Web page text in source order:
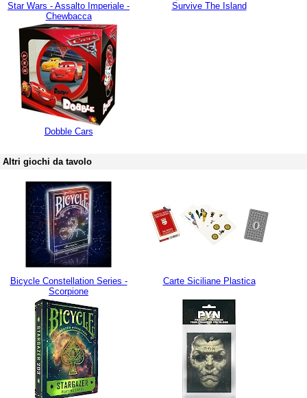
Star Wars - Assalto Imperiale -
Chewbacca
Survive The Island
Dobble Cars
Altri giochi da tavolo
Bicycle Constellation Series -
Scorpione
Carte Siciliane Plastica